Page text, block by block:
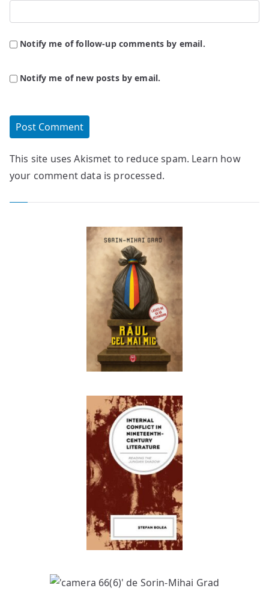
Notify me of follow-up comments by email.
Notify me of new posts by email.
This site uses Akismet to reduce spam. Learn how
your comment data is processed.